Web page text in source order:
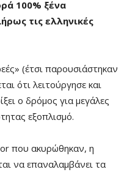
100% ξένα
τις ελληνικές
(έτσι παρουσιάστηκαν
ότι λειτούργησε και
ο δρόμος για μεγάλες
εξοπλισμό.
που ακυρώθηκαν, η
να επαναλαμβάνει τα